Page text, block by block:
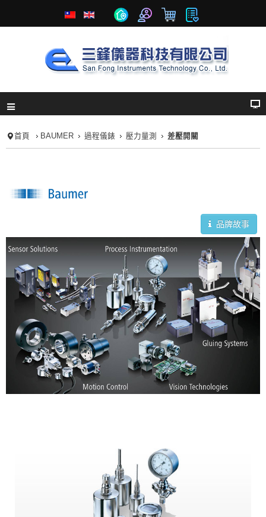
首頁 BAUMER 過程儀錶 壓力量測 差壓開關
品牌故事